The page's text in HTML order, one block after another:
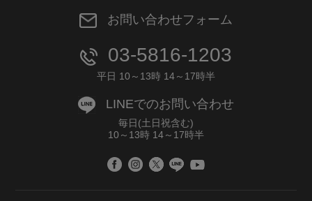
お問い合わせフォーム
03-5816-1203
平日 10～13時 14～17時半
LINEでのお問い合わせ
毎日(土日祝含む)
10～13時 14～17時半